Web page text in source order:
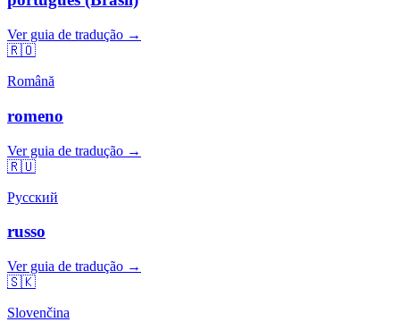
Ver guia de tradução →
🇷🇴
Română
romeno
Ver guia de tradução →
🇷🇺
Русский
russo
Ver guia de tradução →
🇸🇰
Slovenčina